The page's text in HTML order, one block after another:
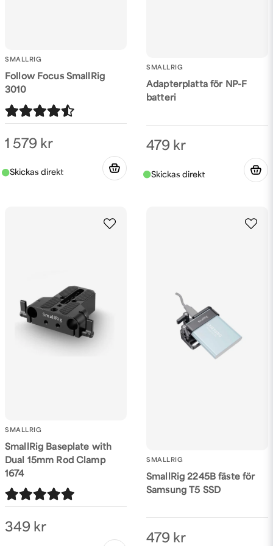
SMALLRIG
Follow Focus SmallRig
3010
1 579 kr
SMALLRIG
Adapterplatta för NP-F
batteri
479 kr
SMALLRIG
SmallRig Baseplate with
Dual 15mm Rod Clamp
1674
349 kr
SMALLRIG
SmallRig 2245B fäste för
Samsung T5 SSD
479 kr